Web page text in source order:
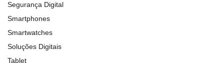
Segurança Digital
Smartphones
Smartwatches
Soluções Digitais
Tablet